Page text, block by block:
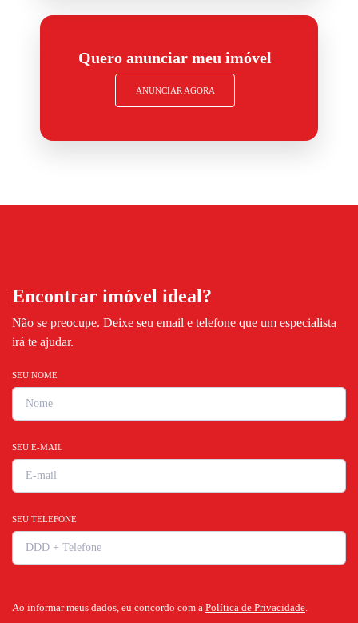
Quero anunciar meu imóvel
ANUNCIAR AGORA
Encontrar imóvel ideal?
Não se preocupe. Deixe seu email e telefone que um especialista
irá te ajudar.
SEU NOME
SEU E-MAIL
SEU TELEFONE
Ao informar meus dados, eu concordo com a Política de Privacidade.